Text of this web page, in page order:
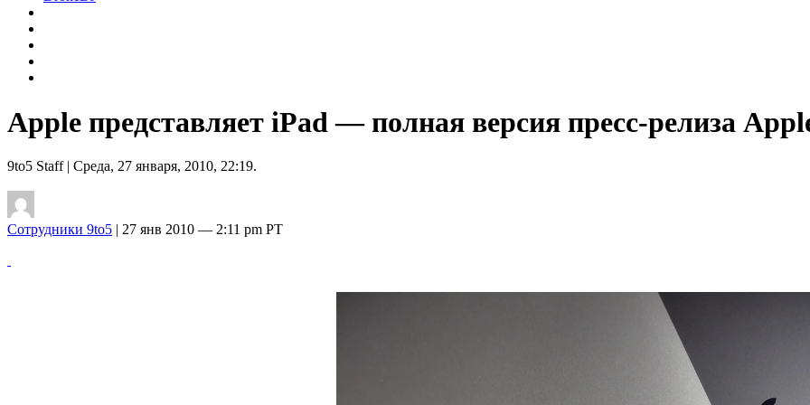
Apple представляет iPad — полная версия пресс-релиза
9to5 Staff| Среда, 27 января, 2010, 22:19.
Сотрудники 9to5 | 27 янв 2010 — 2:11 pm PT